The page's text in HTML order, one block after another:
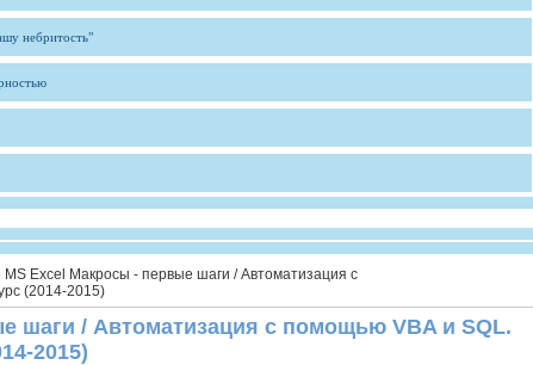
небритость"
MS Excel Макросы - первые шаги / Автоматизация с
(2014-2015)
шаги / Автоматизация с помощью VBA и SQL.
2015)